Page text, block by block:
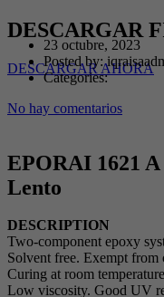
DESCARGAR
DESCARGAR AHORA
23 octubre, 2023
Posted by:
Categories:
No hay comentarios
EPORAI 1621
Lento
DESCRIPTION
Two-component epoxy
Solvent free. Exempt from
Curing at room
Low viscosity. Good UV